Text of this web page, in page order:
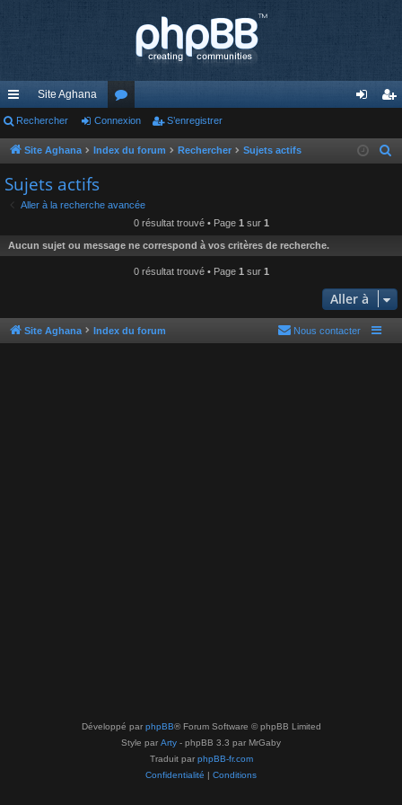
cc
ès
ra
pi
Site Aghana
or
u
s
ne nr
r
Rechercher Connexion S’enregistrer
Site Aghana Index du forum Rechercher Sujets actifs
h
e
Sujets actifs
Aller à la recherche avancée
0 résultat trouvé • Page 1 sur 1
Aucun sujet ou message ne correspond à vos critères de recherche.
0 résultat trouvé • Page 1 sur 1
Aller à
Site Aghana Index du forum Nous contacter
Développé par phpBB® Forum Software © phpBB Limited
Style par Arty - phpBB 3.3 par MrGaby
Traduit par phpBB-fr.com
Confidentialité | Conditions